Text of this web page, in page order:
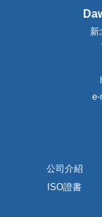
新
e-
公司介紹
ISO證書